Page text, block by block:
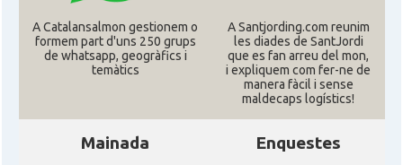
A Catalansalmon gestionem o
formem part d'uns 250 grups
de whatsapp, geogràfics i
temàtics
A Santjording.com reunim
les diades de SantJordi
que es fan arreu del mon,
i expliquem com fer-ne de
manera fàcil i sense
maldecaps logí­stics!
Mainada Enquestes